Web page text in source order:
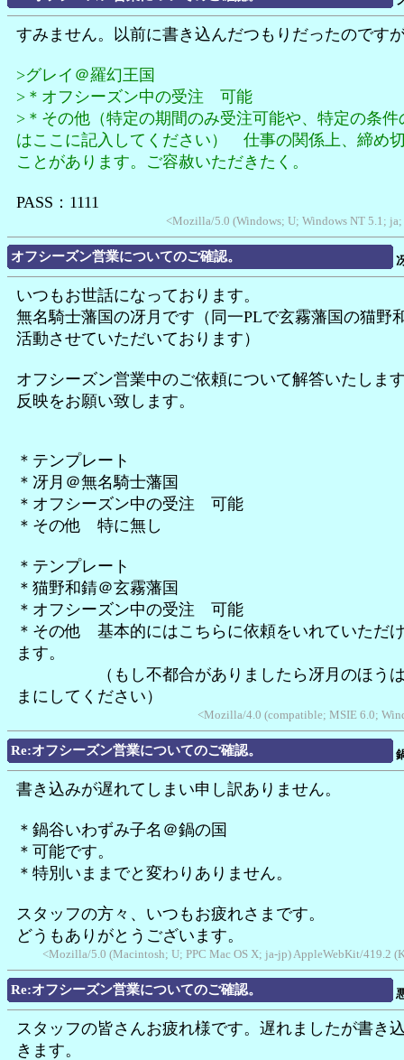
すみません。以前に書き込んだつもりだったのです
>グレイ＠羅幻王国
>＊オフシーズン中の受注 可能
>＊その他（特定の期間のみ受注可能や、特定の条件
はここに記入してください） 仕事の関係上、締め
ことがあります。ご容赦いただきたく。
PASS：1111
<Mozilla/5.0 (Windows; U; Windows NT 5.1;
オフシーズン営業についてのご確認。
いつもお世話になっております。
無名騎士藩国の冴月です（同一PLで玄霧藩国の猫野
活動させていただいております）
オフシーズン営業中のご依頼について解答いたしま
反映をお願い致します。
＊テンプレート
＊冴月＠無名騎士藩国
＊オフシーズン中の受注 可能
＊その他 特に無し
＊テンプレート
＊猫野和錆＠玄霧藩国
＊オフシーズン中の受注 可能
＊その他 基本的にはこちらに依頼をいれていただ
ます。
（もし不都合がありましたら冴月のほうは
まにしてください）
<Mozilla/4.0 (compatible; MSIE 6.0;
Re:オフシーズン営業についてのご確認。
書き込みが遅れてしまい申し訳ありません。
＊鍋谷いわずみ子名＠鍋の国
＊可能です。
＊特別いままでと変わりありません。
スタッフの方々、いつもお疲れさまです。
どうもありがとうございます。
<Mozilla/5.0 (Macintosh; U; PPC Mac OS X; ja-jp) AppleWebKit/419.2
Re:オフシーズン営業についてのご確認。
スタッフの皆さんお疲れ様です。遅れましたが書き
きます。